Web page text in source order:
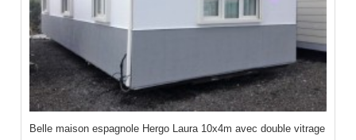
Belle maison espagnole Hergo Laura 10x4m avec double vitrage